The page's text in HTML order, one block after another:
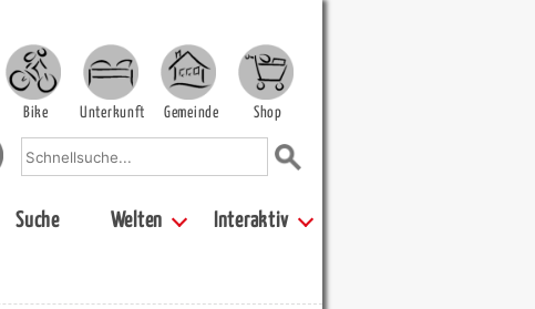
Bike Unterkunft Gemeinde Shop
Suche Welten Interaktiv